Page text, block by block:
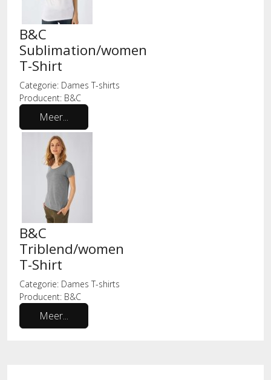
B&C
Sublimation/women
T-Shirt
Categorie: Dames T-shirts
Producent: B&C
Meer...
B&C
Triblend/women
T-Shirt
Categorie: Dames T-shirts
Producent: B&C
Meer...